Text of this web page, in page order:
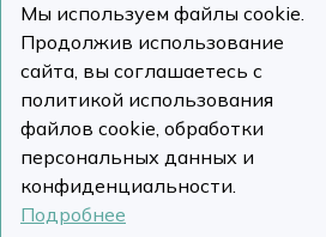
Пользовательское соглашение
Политика конфиденциальности
stomcomp.ru © Все права защищены 2026
Мы используем файлы cookie.
Продолжив использование
сайта, вы соглашаетесь с
политикой использования
файлов cookie, обработки
персональных данных и
конфиденциальности.
Подробнее